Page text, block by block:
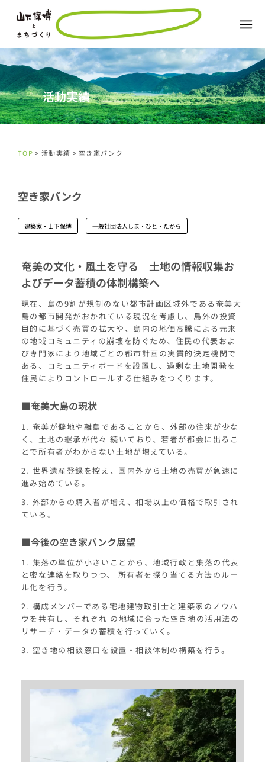
活動実績
TOP > 活動実績 > 空き家バンク
空き家バンク
建築家・山下保博 一般社団法人しま・ひと・たから
奄美の文化・風土を守る 土地の情報収集お
よびデータ蓄積の体制構築へ
現在、島の9割が規制のない都市計画区域外である奄美大
島の都市開発がおかれている現況を考慮し、島外の投資
目的に基づく売買の拡大や、島内の地価高騰による元来
の地域コミュニティの崩壊を防ぐため、住民の代表およ
び専門家により地域ごとの都市計画の実質的決定機関で
ある、コミュニティボードを設置し、過剰な土地開発を
住民によりコントロールする仕組みをつくります。
■奄美大島の現状
1. 奄美が僻地や離島であることから、外部の往来が少な
く、土地の継承が代々 続いており、若者が都会に出るこ
とで所有者がわからない土地が増えている。
2. 世界遺産登録を控え、国内外から土地の売買が急速に
進み始めている。
3. 外部からの購入者が増え、相場以上の価格で取引され
ている。
■今後の空き家バンク展望
1. 集落の単位が小さいことから、地域行政と集落の代表
と密な連絡を取りつつ、 所有者を探り当てる方法のルー
ル化を行う。
2. 構成メンバーである宅地建物取引士と建築家のノウハ
ウを共有し、それぞれ の地域に合った空き地の活用法の
リサーチ・データの蓄積を行っていく。
3. 空き地の相談窓口を設置・相談体制の構築を行う。